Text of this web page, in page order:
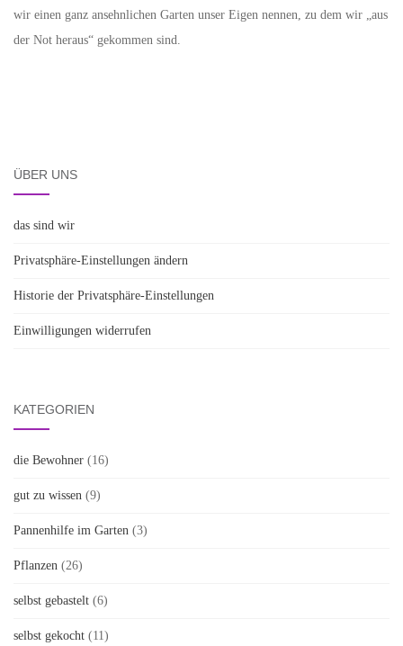
wir einen ganz ansehnlichen Garten unser Eigen nennen, zu dem wir „aus
der Not heraus“ gekommen sind.
ÜBER UNS
das sind wir
Privatsphäre-Einstellungen ändern
Historie der Privatsphäre-Einstellungen
Einwilligungen widerrufen
KATEGORIEN
die Bewohner (16)
gut zu wissen (9)
Pannenhilfe im Garten (3)
Pflanzen (26)
selbst gebastelt (6)
selbst gekocht (11)